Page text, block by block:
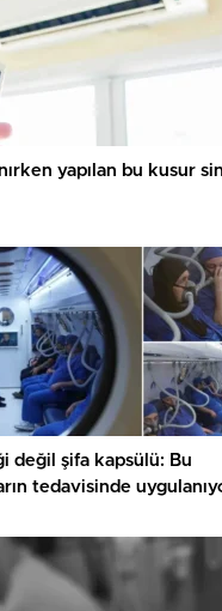
yapılan bu kusur
değil şifa kapsülü: Bu
tedavisinde